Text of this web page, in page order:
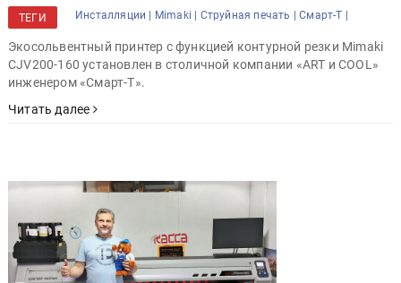
ТЕГИ Инсталляции | Mimaki | Струйная печать | Смарт-Т |
Экосольвентный принтер с функцией контурной резки Mimaki
CJV200-160 установлен в столичной компании «ART и COOL»
инженером «Смарт-Т».
Читать далее